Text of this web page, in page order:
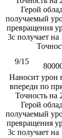
Герой
получаемый
превращения
3с получает
9/15
Наносит урон
впереди по
Точность на
Герой
получаемый
превращения
3с получает